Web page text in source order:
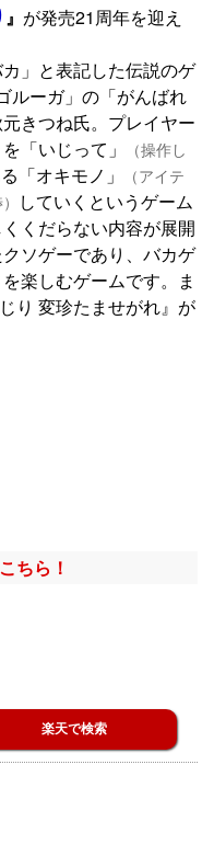
』 が発売21周年を迎え
」と表記した伝説のゲ
ルーガ」の「がんばれ
きつね氏。プレイヤー
「いじって」
（操作し
「オキモノ」
（アイテ
していくというゲーム
くだらない内容が展開
ソゲーであり、バカゲ
楽しむゲームです。ま
り 変珍たませがれ』が
ちら！
楽天で検索